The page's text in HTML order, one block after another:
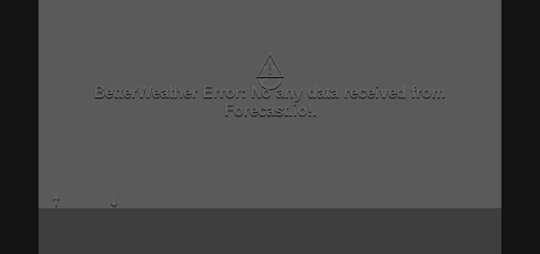
⚠
BetterWeather Error: No any data received from
Forecast.io!.